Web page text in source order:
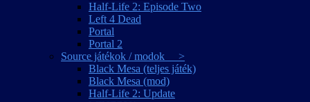
Half-Life 2: Episode Two
Left 4 Dead
Portal
Portal 2
Source játékok / modok >
Black Mesa (teljes játék)
Black Mesa (mod)
Half-Life 2: Update